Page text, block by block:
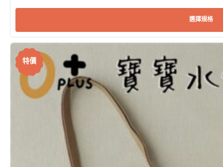
選擇規格
特價